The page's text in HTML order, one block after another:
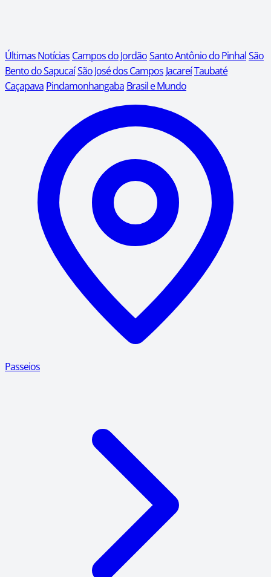
Últimas Notícias Campos do JordãoSanto Antônio do PinhalSão
Bento do SapucaíSão José dos Campos JacareíTaubaté
Caçapava Pindamonhangaba Brasil e Mundo
Passeios